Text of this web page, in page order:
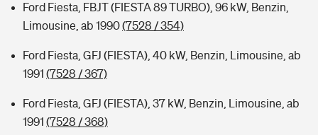
Ford Fiesta, FBJT (FIESTA 89 TURBO), 96 kW, Benzin,
Limousine, ab 1990(7528 / 354)
Ford Fiesta, GFJ (FIESTA), 40 kW, Benzin, Limousine, ab
1991 (7528 / 367)
Ford Fiesta, GFJ (FIESTA), 37 kW, Benzin, Limousine, ab
1991 (7528 / 368)